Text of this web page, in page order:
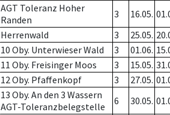
AGT Toleranz Hoher
Randen
3 16.05.
Herrenwald 3 25.05.
10 Oby. Unterwieser Wald 3 01.06.
11 Oby. Freisinger Moos 3 15.05.
12 Oby. Pfaffenkopf 3 27.05.
13 Oby. An den 3 Wassern
AGT-Toleranzbelegstelle
6 30.05.